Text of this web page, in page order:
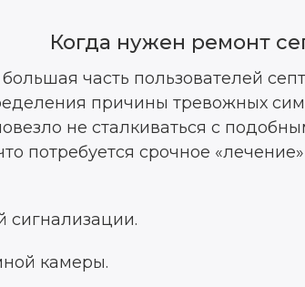
Когда нужен ремонт
часть пользователей
причины тревожных
не сталкиваться с
потребуется срочное
сигнализации.
камеры.